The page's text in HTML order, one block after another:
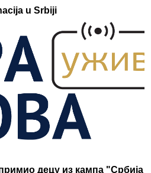
u Srbiji
децу из кампа "Србија